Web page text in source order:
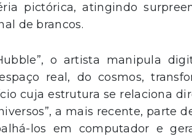
pictórica, atingindo
de brancos.
o artista manipula
real, do cosmos,
cuja estrutura se relaciona
a mais recente, parte
los em computador e